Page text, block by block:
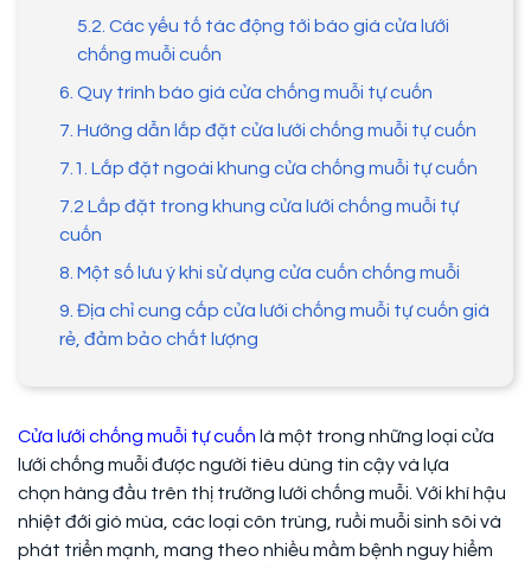
5.2. Các yếu tố tác động tới báo giá cửa lưới
chống muỗi cuốn
6. Quy trình báo giá cửa chống muỗi tự cuốn
7. Hướng dẫn lắp đặt cửa lưới chống muỗi tự cuốn
7.1. Lắp đặt ngoài khung cửa chống muỗi tự cuốn
7.2 Lắp đặt trong khung cửa lưới chống muỗi tự
cuốn
8. Một số lưu ý khi sử dụng cửa cuốn chống muỗi
9. Địa chỉ cung cấp cửa lưới chống muỗi tự cuốn giá
rẻ, đảm bảo chất lượng
Cửa lưới chống muỗi tự cuốn là một trong những loại cửa
lưới chống muỗi được người tiêu dùng tin cậy và lựa
chọn hàng đầu trên thị trường lưới chống muỗi. Với khí hậu
nhiệt đới gió mùa, các loại côn trùng, ruồi muỗi sinh sôi và
phát triển mạnh, mang theo nhiều mầm bệnh nguy hiểm